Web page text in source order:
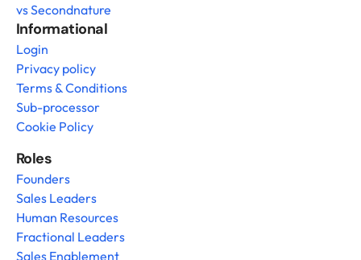
vs Secondnature
Informational
Login
Privacy policy
Terms & Conditions
Sub-processor
Cookie Policy
Roles
Founders
Sales Leaders
Human Resources
Fractional Leaders
Sales Enablement